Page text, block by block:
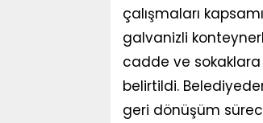
çalışmaları
galvanizli
cadde ve sokaklara
belirtildi.
geri dönüşüm